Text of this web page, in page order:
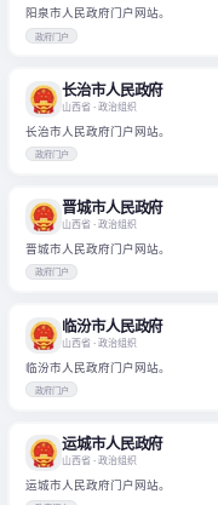
阳泉市人民政府门户网站。
政府门户
长治市人民政府
山西省· 政治组织
长治市人民政府门户网站。
政府门户
晋城市人民政府
山西省· 政治组织
晋城市人民政府门户网站。
政府门户
临汾市人民政府
山西省· 政治组织
临汾市人民政府门户网站。
政府门户
运城市人民政府
山西省· 政治组织
运城市人民政府门户网站。